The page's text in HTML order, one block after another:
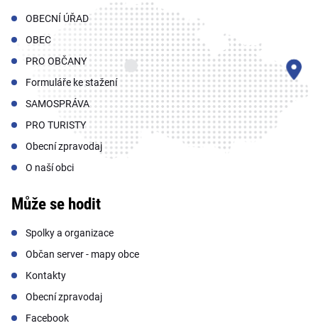
OBECNÍ ÚŘAD
OBEC
PRO OBČANY
Formuláře ke stažení
SAMOSPRÁVA
PRO TURISTY
Obecní zpravodaj
O naší obci
Může se hodit
Spolky a organizace
Občan server - mapy obce
Kontakty
Obecní zpravodaj
Facebook